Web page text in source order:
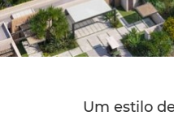
Um estilo